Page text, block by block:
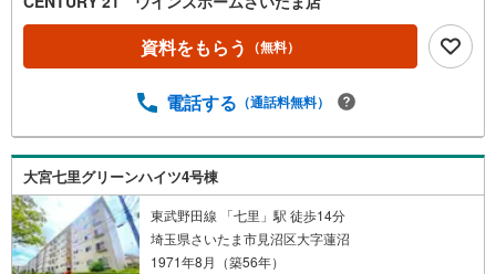
資料をもらう （無料）
電話する （通話料無料）
大宮七里グリーンハイツ4号棟
東武野田線 「七里」駅 徒歩14分
埼玉県さいたま市見沼区大字蓮沼
1971年8月（築56年）